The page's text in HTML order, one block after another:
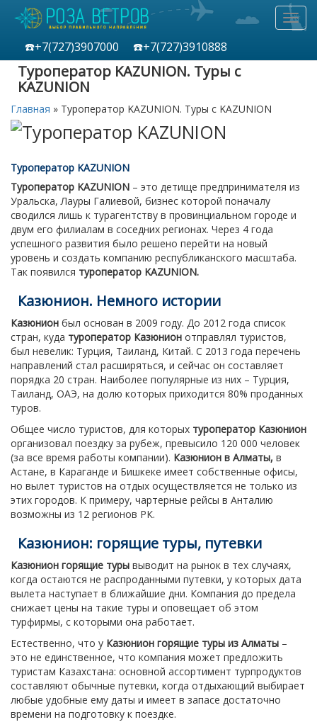
☎️+7(727)3907000 ☎️+7(727)3910888
Туроператор KAZUNION. Туры с
KAZUNION
Главная » Туроператор KAZUNION. Туры с KAZUNION
Туроператор KAZUNION
Туроператор KAZUNION – это детище предпринимателя из
Уральска, Лауры Галиевой, бизнес которой поначалу
сводился лишь к турагентству в провинциальном городе и
двум его филиалам в соседних регионах. Через 4 года
успешного развития было решено перейти на новый
уровень и создать компанию республиканского масштаба.
Так появился туроператор KAZUNION.
Казюнион. Немного истории
Казюнион был основан в 2009 году. До 2012 года список
стран, куда туроператор Казюнион отправлял туристов,
был невелик: Турция, Таиланд, Китай. С 2013 года перечень
направлений стал расширяться, и сейчас он составляет
порядка 20 стран. Наиболее популярные из них – Турция,
Таиланд, ОАЭ, на долю которых приходится 80% проданных
туров.
Общее число туристов, для которых туроператор Казюнион
организовал поездку за рубеж, превысило 120 000 человек
(за все время работы компании). Казюнион в Алматы, в
Астане, в Караганде и Бишкеке имеет собственные офисы,
но вылет туристов на отдых осуществляется не только из
этих городов. К примеру, чартерные рейсы в Анталию
возможны из 12 регионов РК.
Казюнион: горящие туры, путевки
Казюнион горящие туры выводит на рынок в тех случаях,
когда остаются не распроданными путевки, у которых дата
вылета наступает в ближайшие дни. Компания до предела
снижает цены на такие туры и оповещает об этом
турфирмы, с которыми она работает.
Естественно, что у Казюнион горящие туры из Алматы –
это не единственное, что компания может предложить
туристам Казахстана: основной ассортимент турпродуктов
составляют обычные путевки, когда отдыхающий выбирает
любые удобные ему даты и имеет в запасе достаточно
времени на подготовку к поездке.